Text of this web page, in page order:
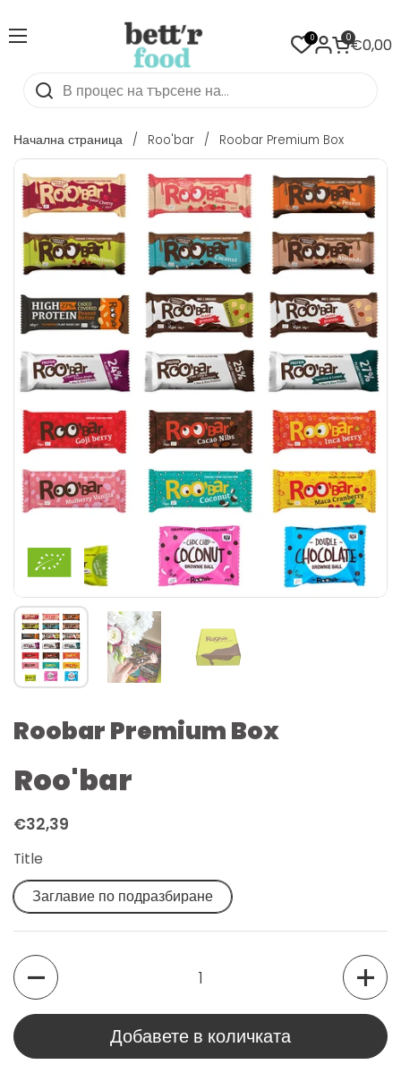
Отваряне на меню
0
Преглед на количката
0€0,00
Начална страница / Roo'bar / Roobar Premium Box
Roobar Premium Box
Roo'bar
€32,39
Title
Заглавие по подразбиране
Количество
Добавете в количката